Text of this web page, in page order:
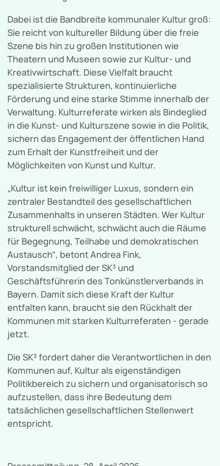
Dabei ist die Bandbreite kommunaler Kultur groß:
Sie reicht von kultureller Bildung über die freie
Szene bis hin zu großen Institutionen wie
Theatern und Museen sowie zur Kultur- und
Kreativwirtschaft. Diese Vielfalt braucht
spezialisierte Strukturen, kontinuierliche
Förderung und eine starke Stimme innerhalb der
Verwaltung. Kulturreferate wirken als Bindeglied
in die Kunst- und Kulturszene sowie in die Politik,
sichern das Engagement der öffentlichen Hand
zum Erhalt der Kunstfreiheit und der
Möglichkeiten von Kunst und Kultur.
„Kultur ist kein freiwilliger Luxus, sondern ein
zentraler Bestandteil des gesellschaftlichen
Zusammenhalts in unseren Städten. Wer Kultur
strukturell schwächt, schwächt auch die Räume
für Begegnung, Teilhabe und demokratischen
Austausch“, betont Andrea Fink,
Vorstandsmitglied der SK³ und
Geschäftsführerin des Tonkünstlerverbands in
Bayern. Damit sich diese Kraft der Kultur
entfalten kann, braucht sie den Rückhalt der
Kommunen mit starken Kulturreferaten - gerade
jetzt.
Die SK³ fordert daher die Verantwortlichen in den
Kommunen auf, Kultur als eigenständigen
Politikbereich zu sichern und organisatorisch so
aufzustellen, dass ihre Bedeutung dem
tatsächlichen gesellschaftlichen Stellenwert
entspricht.